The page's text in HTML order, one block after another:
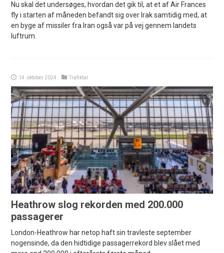
Nu skal det undersøges, hvordan det gik til, at et af Air Frances
fly i starten af måneden befandt sig over Irak samtidig med, at
en byge af missiler fra Iran også var på vej gennem landets
luftrum.
14. oktober 2024 Trafiktal
Heathrow slog rekorden med 200.000
passagerer
London-Heathrow har netop haft sin travleste september
nogensinde, da den hidtidige passagerrekord blev slået med